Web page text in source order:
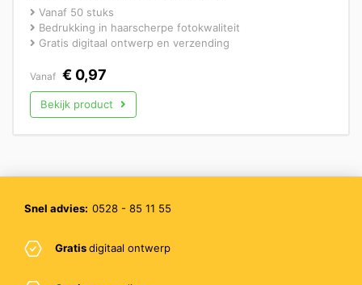
Vanaf 50 stuks
Bedrukking in haarscherpe fotokwaliteit
Gratis digitaal ontwerp en verzending
Vanaf € 0,97
Bekijk product
Snel advies: 0528 - 85 11 55
Gratisdigitaal ontwerp